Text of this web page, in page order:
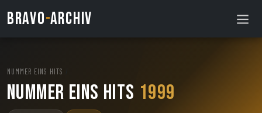
BRAVO-ARCHIV
NUMMER EINS HITS
Nummer Eins Hits 1999